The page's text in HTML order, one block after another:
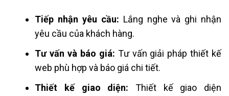
Tiếp nhận yêu cầu: Lắng nghe và ghi nhận
yêu cầu của khách hàng.
Tư vấn và báo giá: Tư vấn giải pháp thiết kế
web phù hợp và báo giá chi tiết.
Thiết kế giao diện: Thiết kế giao diện